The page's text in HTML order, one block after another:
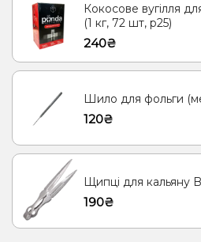
Карамель, Мультифрукт, Попкорн
Лідяники, Ягоди Кавун, Барбарис,
Апельсин, Вишня/Черешня,
Диня, Ягоди Мохіто, Ягоди
Кокосове вугілля
(1 кг, 72 шт, р25)
240₴
Шило для фольги
120₴
Щипці для кальяну
190₴